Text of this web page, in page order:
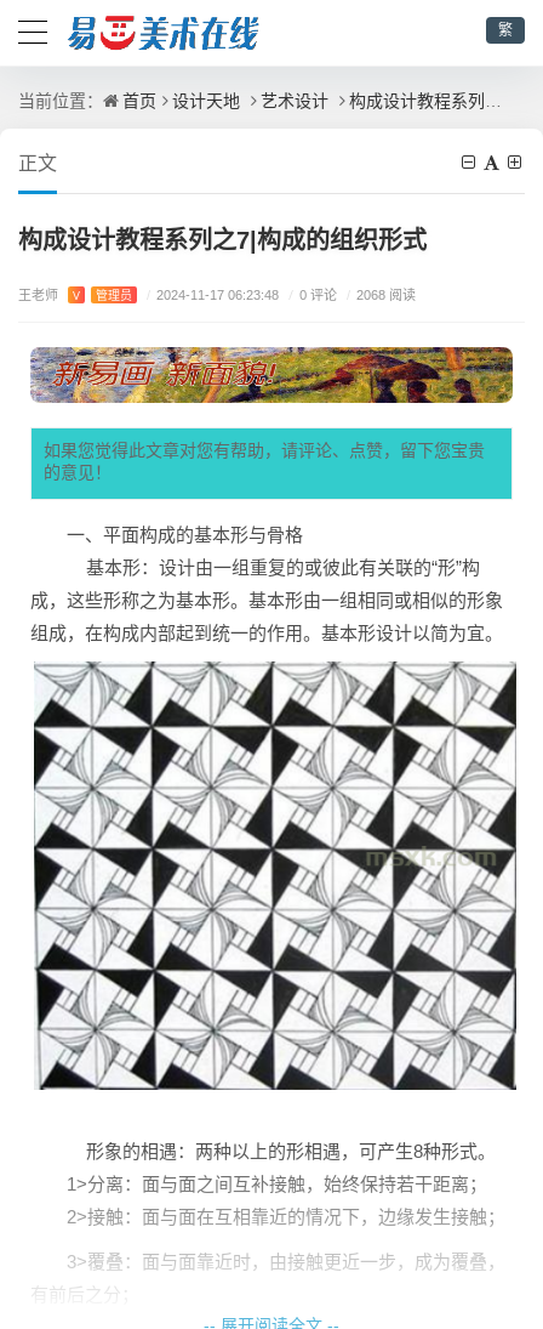
繁
当前位置： 首页 设计天地 艺术设计 构成设计教程系列之7|构成的组织形式
正文
构成设计教程系列之7|构成的组织形式
王老师 V 管理员 / 2024-11-17 06:23:48 / 0 评论 / 2068 阅读
如果您觉得此文章对您有帮助，请评论、点赞，留下您宝贵
的意见！
一、平面构成的基本形与骨格
基本形：设计由一组重复的或彼此有关联的“形”构
成，这些形称之为基本形。基本形由一组相同或相似的形象
组成，在构成内部起到统一的作用。基本形设计以简为宜。
形象的相遇：两种以上的形相遇，可产生8种形式。
1>分离：面与面之间互补接触，始终保持若干距离；
2>接触：面与面在互相靠近的情况下，边缘发生接触；
3>覆叠：面与面靠近时，由接触更近一步，成为覆叠，
有前后之分；